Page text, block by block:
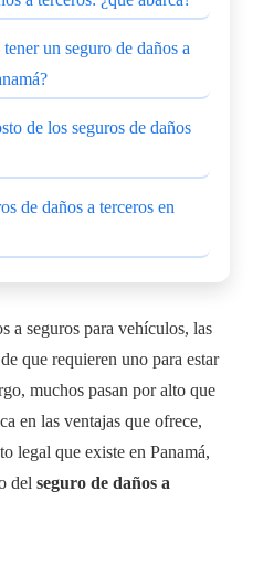
tener un seguro de daños a
de los seguros de daños
de daños a terceros en
a seguros para vehículos, las
que requieren uno para estar
muchos pasan por alto que
en las ventajas que ofrece,
legal que existe en Panamá,
del seguro de daños a